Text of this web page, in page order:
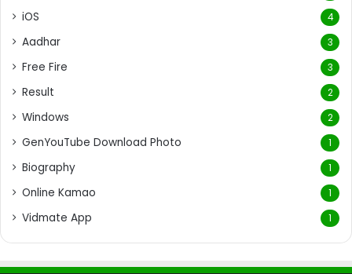
iOS 4
Aadhar 3
Free Fire 3
Result 2
Windows 2
GenYouTube Download Photo 1
Biography 1
Online Kamao 1
Vidmate App 1